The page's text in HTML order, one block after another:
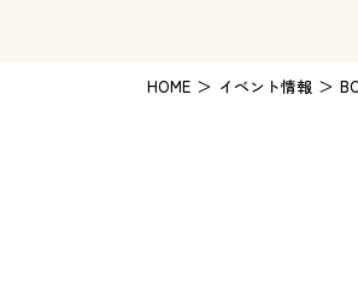
HOME イベント情報